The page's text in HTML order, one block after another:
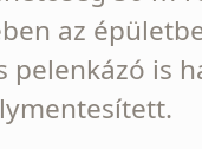
az
pelenkázó is